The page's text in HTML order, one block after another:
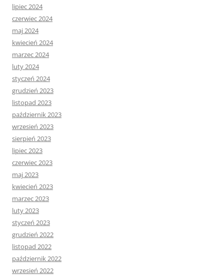
lipiec 2024
czerwiec 2024
maj 2024
kwiecień 2024
marzec 2024
luty 2024
styczeń 2024
grudzień 2023
listopad 2023
październik 2023
wrzesień 2023
sierpień 2023
lipiec 2023
czerwiec 2023
maj 2023
kwiecień 2023
marzec 2023
luty 2023
styczeń 2023
grudzień 2022
listopad 2022
październik 2022
wrzesień 2022